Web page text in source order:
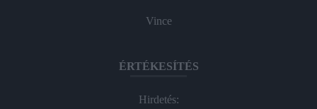
Vince
ÉRTÉKESÍTÉS
Hirdetés: